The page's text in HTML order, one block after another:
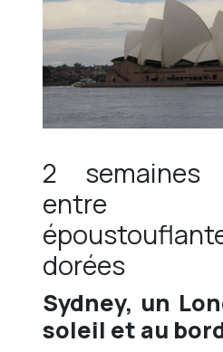
2 semaines
entre
dorées
Sydney, un
soleil et au